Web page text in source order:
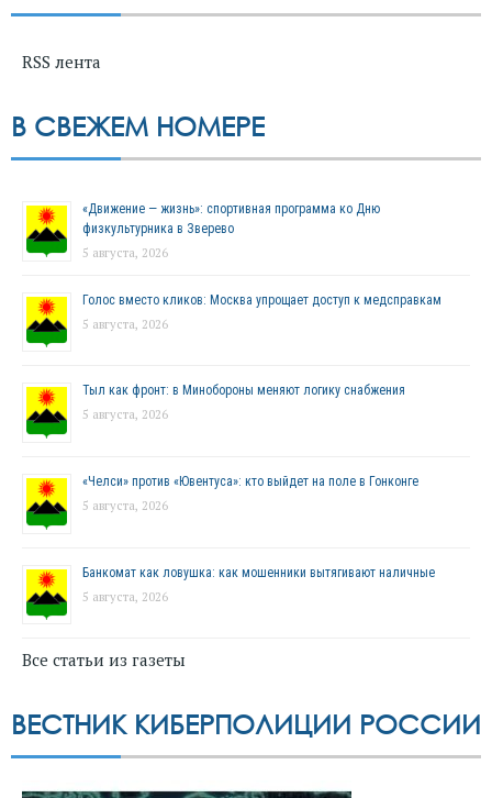
RSS лента
В СВЕЖЕМ НОМЕРЕ
«Движение — жизнь»: спортивная программа ко Дню
физкультурника в Зверево
5 августа, 2026
Голос вместо кликов: Москва упрощает доступ к медсправкам
5 августа, 2026
Тыл как фронт: в Минобороны меняют логику снабжения
5 августа, 2026
«Челси» против «Ювентуса»: кто выйдет на поле в Гонконге
5 августа, 2026
Банкомат как ловушка: как мошенники вытягивают наличные
5 августа, 2026
Все статьи из газеты
ВЕСТНИК КИБЕРПОЛИЦИИ РОССИИ